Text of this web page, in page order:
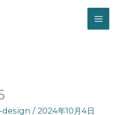
design/2024年10月4日